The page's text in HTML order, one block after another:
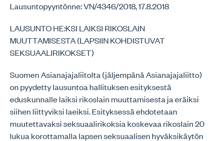
Lausuntopyyntönne: VN/4346/2018, 17.8.2018
LAUSUNTO HE:KSI LAIKSI RIKOSLAIN
MUUTTAMISESTA (LAPSIIN KOHDISTUVAT
SEKSUAALIRIKOKSET)
Suomen Asianajajaliitolta (jäljempänä Asianajajaliitto)
on pyydetty lausuntoa hallituksen esityksestä
eduskunnalle laiksi rikoslain muuttamisesta ja eräiksi
siihen liittyviksi laeiksi. Esityksessä ehdotetaan
muutettavaksi seksuaalirikoksia koskevaa rikoslain 20
lukua korottamalla lapsen seksuaalisen hyväksikäytön